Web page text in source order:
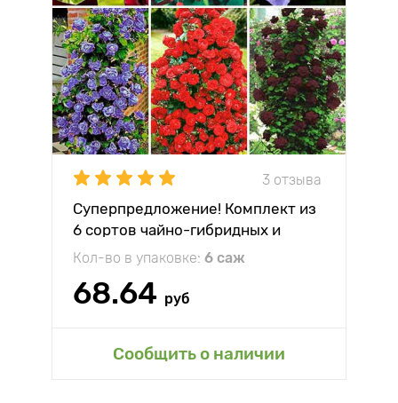
3 отзыва
Суперпредложение! Комплект из
6 сортов чайно-гибридных и
плетистых роз
Кол-во в упаковке: 6 саж
68.64 руб
Сообщить о наличии